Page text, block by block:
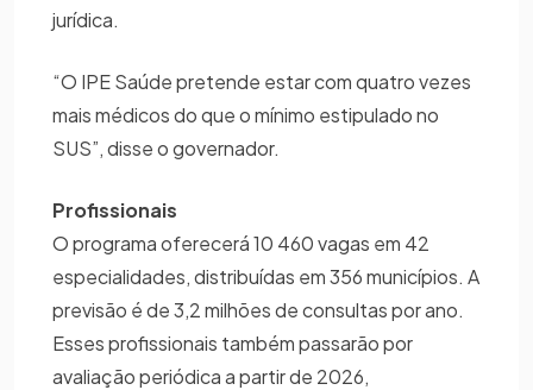
jurídica.
“O IPE Saúde pretende estar com quatro vezes
mais médicos do que o mínimo estipulado no
SUS”, disse o governador.
Profissionais
O programa oferecerá 10 460 vagas em 42
especialidades, distribuídas em 356 municípios. A
previsão é de 3,2 milhões de consultas por ano.
Esses profissionais também passarão por
avaliação periódica a partir de 2026,